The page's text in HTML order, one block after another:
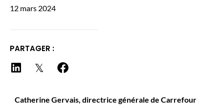
12 mars 2024
PARTAGER :
Catherine Gervais, directrice générale de Carrefour